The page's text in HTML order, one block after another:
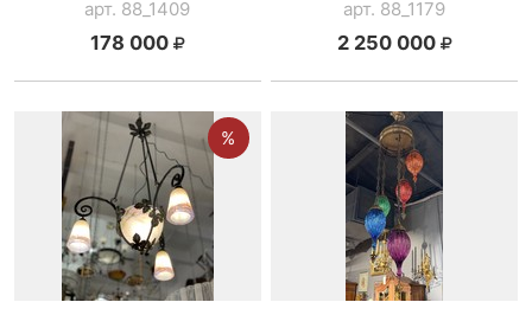
арт. 88_1409
178 000
арт. 88_1179
2 250 000